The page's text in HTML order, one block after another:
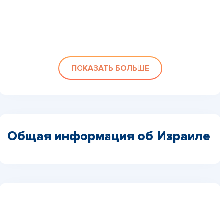
ПОКАЗАТЬ БОЛЬШЕ
Общая информация об Израиле